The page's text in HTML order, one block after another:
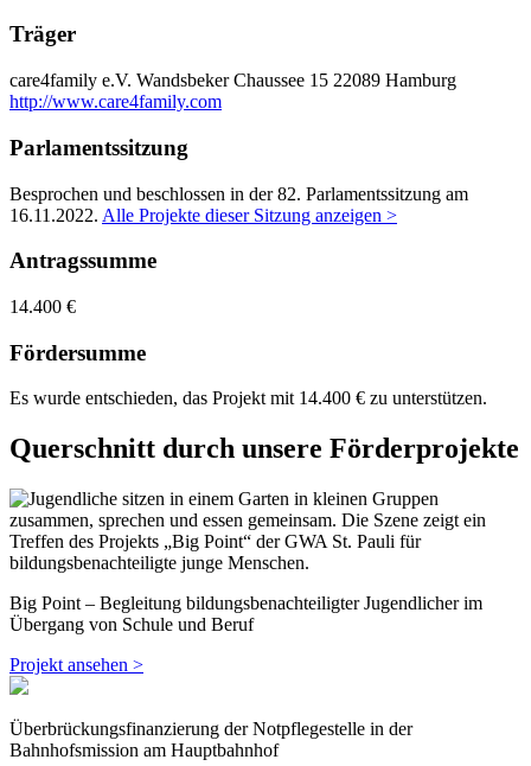
Träger
care4family e.V. Wandsbeker Chaussee 15 22089 Hamburg
http://www.care4family.com
Parlamentssitzung
Besprochen und beschlossen in der 82. Parlamentssitzung am
16.11.2022. Alle Projekte dieser Sitzung anzeigen >
Antragssumme
14.400 €
Fördersumme
Es wurde entschieden, das Projekt mit 14.400 € zu unterstützen.
Querschnitt durch unsere Förderprojekte
Big Point – Begleitung bildungsbenachteiligter Jugendlicher im
Übergang von Schule und Beruf
Projekt ansehen >
Überbrückungsfinanzierung der Notpflegestelle in der
Bahnhofsmission am Hauptbahnhof